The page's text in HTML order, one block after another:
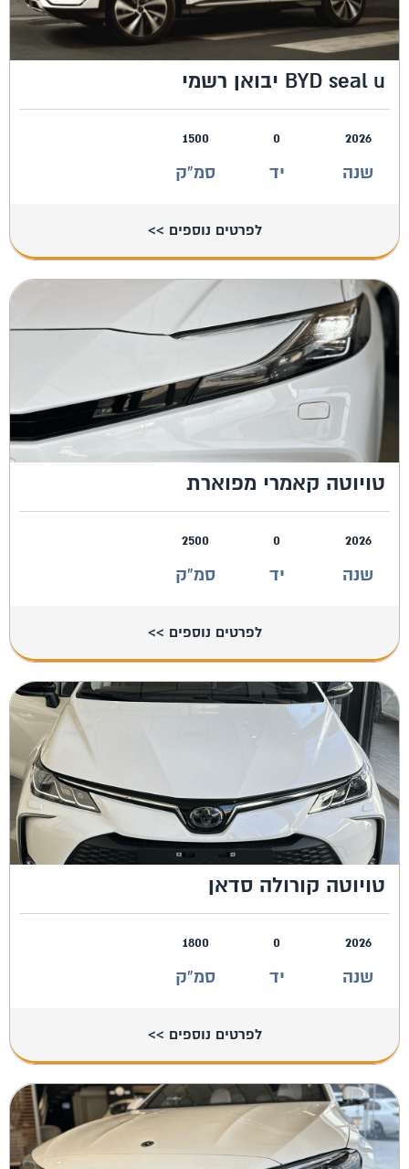
BYD seal u יבואן רשמי
2026
שנה
0
יד
1500
סמ"ק
לפרטים נוספים >>
טויוטה קאמרי מפוארת
2026
שנה
0
יד
2500
סמ"ק
לפרטים נוספים >>
טויוטה קורולה סדאן
2026
שנה
0
יד
1800
סמ"ק
לפרטים נוספים >>